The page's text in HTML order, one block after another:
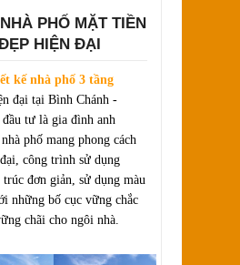
PHỐ MẶT TIỀN
HIỆN ĐẠI
kế nhà phố 3 tầng
đại tại Bình Chánh -
tư là gia đình anh
phố mang phong cách
công trình sử dụng
đơn giản, sử dụng màu
những bố cục vững chắc
chãi cho ngôi nhà.